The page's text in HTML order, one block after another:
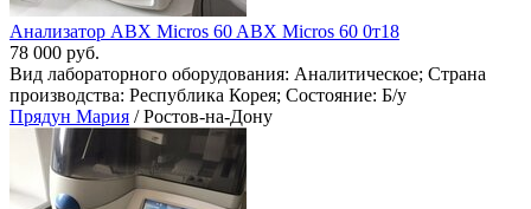
Анализатор ABX Micros 60 ABX Micros 60 0т18
78 000 руб.
Вид лабораторного оборудования: Аналитическое; Страна
производства: Республика Корея; Состояние: Б/у
Прядун Мария / Ростов-на-Дону